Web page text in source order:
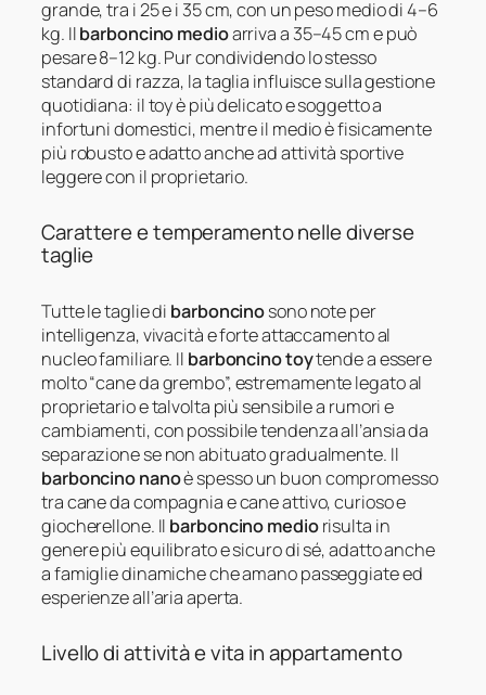
grande, tra i 25 e i 35 cm, con un peso medio di 4–6
kg. Ilbarboncino medioarriva a 35–45 cm e può
pesare 8–12 kg. Pur condividendo lo stesso
standard di razza, la taglia influisce sulla gestione
quotidiana: il toy è più delicato e soggetto a
infortuni domestici, mentre il medio è fisicamente
più robusto e adatto anche ad attività sportive
leggere con il proprietario.
Carattere e temperamento nelle diverse
taglie
Tutte le taglie di barboncinosono note per
intelligenza, vivacità e forte attaccamento al
nucleo familiare. Il barboncino toytende a essere
molto “cane da grembo”, estremamente legato al
proprietario e talvolta più sensibile a rumori e
cambiamenti, con possibile tendenza all’ansia da
separazione se non abituato gradualmente. Il
barboncino nanoè spesso un buon compromesso
tra cane da compagnia e cane attivo, curioso e
giocherellone. Il barboncino mediorisulta in
genere più equilibrato e sicuro di sé, adatto anche
a famiglie dinamiche che amano passeggiate ed
esperienze all’aria aperta.
Livello di attività e vita in appartamento